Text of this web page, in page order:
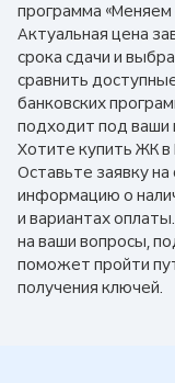
программа «Меняем
Актуальная цена
срока сдачи и
сравнить
банковских
подходит под ваши
Хотите купить ЖК
Оставьте заявку
информацию о
и вариантах
на ваши вопросы,
поможет пройти
получения ключей.